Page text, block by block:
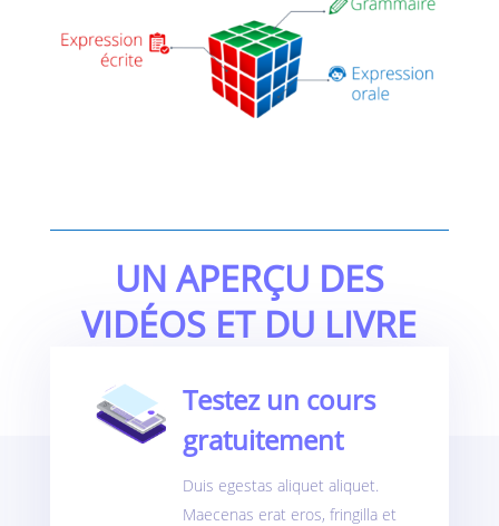
UN APERÇU DES
VIDÉOS ET DU LIVRE
Testez un cours
gratuitement
Duis egestas aliquet aliquet.
Maecenas erat eros, fringilla et